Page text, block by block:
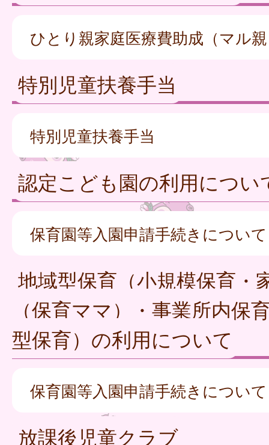
ひとり親家庭医療費助成（マル
特別児童扶養手当
特別児童扶養手当
認定こども園の利用につい
保育園等入園申請手続きについて
地域型保育（小規模保育・
（保育ママ）・事業所内保
型保育）の利用について
保育園等入園申請手続きについて
放課後児童クラブ